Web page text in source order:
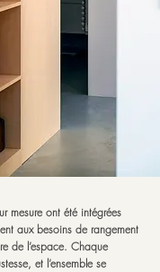
mesure ont été intégrées
aux besoins de rangement
de l’espace. Chaque
et l’ensemble se